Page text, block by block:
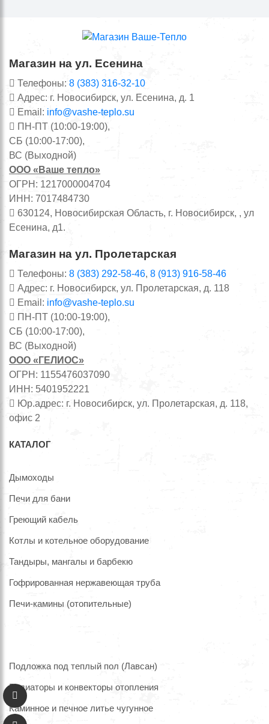
Магазин на ул. Есенина
Телефоны: 8 (383) 316-32-10
Адрес: г. Новосибирск, ул. Есенина, д. 1
Email: info@vashe-teplo.su
ПН-ПТ (10:00-19:00),
СБ (10:00-17:00),
ВС (Выходной)
ООО «Ваше тепло»
ОГРН: 1217000004704
ИНН: 7017484730
630124, Новосибирская Область, г. Новосибирск, , ул
Есенина, д1.
Магазин на ул. Пролетарская
Телефоны: 8 (383) 292-58-46, 8 (913) 916-58-46
Адрес: г. Новосибирск, ул. Пролетарская, д. 118
Email: info@vashe-teplo.su
ПН-ПТ (10:00-19:00),
СБ (10:00-17:00),
ВС (Выходной)
ООО «ГЕЛИОС»
ОГРН: 1155476037090
ИНН: 5401952221
Юр.адрес: г. Новосибирск, ул. Пролетарская, д. 118,
офис 2
КАТАЛОГ
Дымоходы
Печи для бани
Греющий кабель
Котлы и котельное оборудование
Тандыры, мангалы и барбекю
Гофрированная нержавеющая труба
Печи-камины (отопительные)
Подложка под теплый пол (Лавсан)
Радиаторы и конвекторы отопления
Каминное и печное литье чугунное